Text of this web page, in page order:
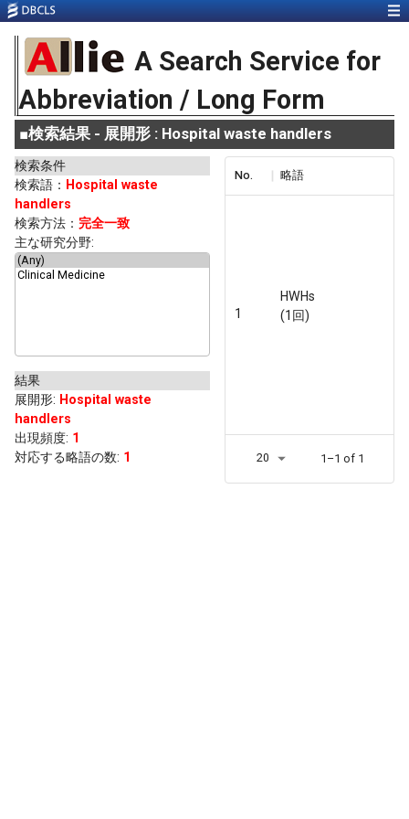
A Search Service for
Abbreviation / Long Form
■検索結果 - 展開形 : Hospital waste handlers
検索条件
検索語： Hospital waste
handlers
検索方法： 完全一致
主な研究分野:
結果
展開形: Hospital waste
handlers
出現頻度: 1
対応する略語の数: 1
No. 略語
1
HWHs
(1回)
20 1–1 of 1